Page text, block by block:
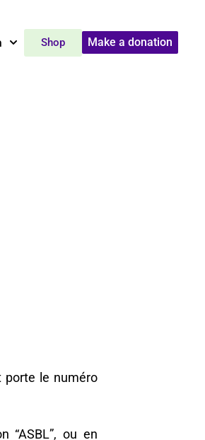
Make a donation
Shop
porte le numéro
“ASBL”, ou en